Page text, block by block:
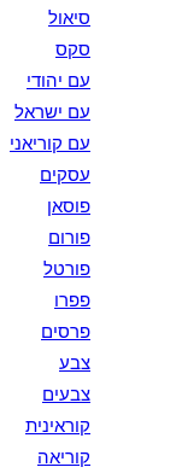
סיאול
סקס
עם יהודי
עם ישראל
עם קוריאני
עסקים
פוסאן
פורום
פורטל
פפרו
פרסים
צבע
צבעים
קוראינית
קוריאה